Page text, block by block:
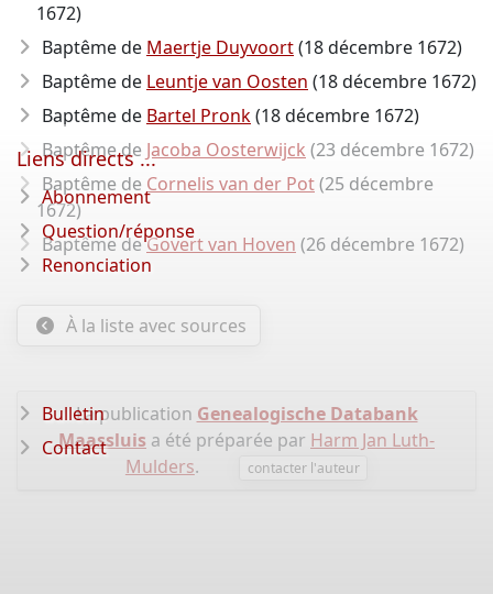
1672)
Baptême de Maertje Duyvoort(18 décembre 1672)
Baptême de Leuntje van Oosten (18 décembre 1672)
Baptême de Bartel Pronk(18 décembre 1672)
Baptême de Jacoba Oosterwijck (23 décembre 1672)
Baptême de Cornelis van der Pot(25 décembre
1672)
Baptême deGovert van Hoven (26 décembre 1672)
À la liste avec sources
La publication Genealogische Databank
Maassluis a été préparée par Harm Jan Luth-
Mulders. contacter l'auteur
Liens directs ...
Abonnement
Question/réponse
Renonciation
Bulletin
Contact